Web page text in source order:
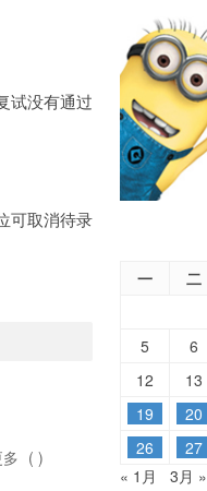
试没有通过
可取消待录
( )
一 二
5
6
12
13
19
20
26
27
« 1月
3月 »